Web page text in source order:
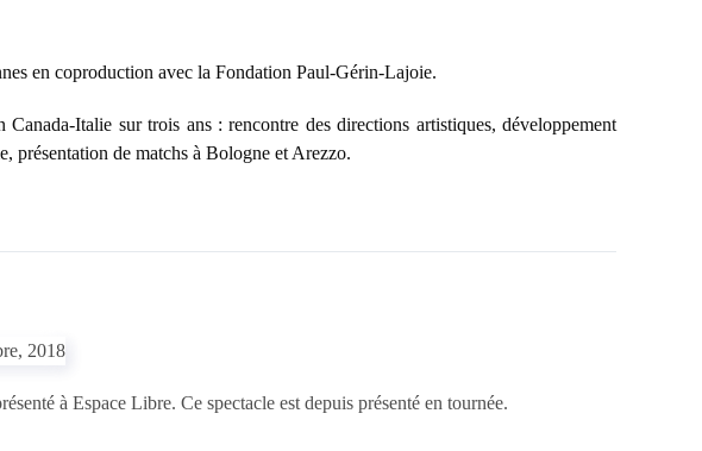
en coproduction avec la Fondation Paul-Gérin-Lajoie.
Italie sur trois ans : rencontre des directions artistiques, développement
présentation de matchs à Bologne et Arezzo.
à Espace Libre. Ce spectacle est depuis présenté en tournée.